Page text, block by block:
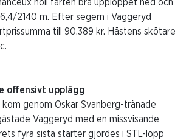
höll farten bra upploppet ned och
2140 m. Efter segern i Vaggeryd
till 90.389 kr. Hästens skötare
offensivt upplägg
kom genom Oskar Svanberg-tränade
Vaggeryd med en missvisande
fyra sista starter gjordes i STL-lopp